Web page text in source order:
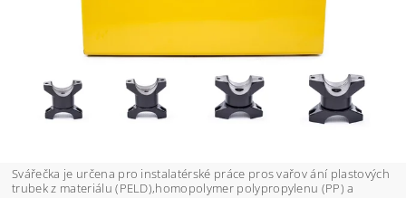
Svářečka je určena pro instalatérské práce pros vařov ání plastových
trubek z materiálu (PELD),homopolymer polypropylenu (PP) a